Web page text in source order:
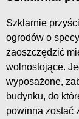
Szklarnie
ogrodów o
zaoszczędzić
wolnostojące.
wyposażone,
budynku, do
powinna zostać